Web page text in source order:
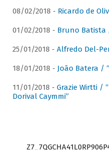
08/02/2018 - Ricardo de
01/02/2018 - Bruno Batista
25/01/2018 - Alfredo Del-
18/01/2018 - João Batera /
11/01/2018 - Grazie Wirtti /
Dorival Caymmi”